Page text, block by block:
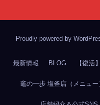
Proudly powered by
最新情報 BLOG 【復活
竈の一歩 塩釜店（メニュー